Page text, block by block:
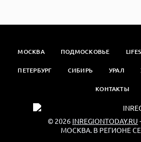
МОСКВА ПОДМОСКОВЬЕ
ПЕТЕРБУРГ СИБИРЬ УРАЛ
КОНТАКТЫ
© 2026 INREGIONTODAY.RU
МОСКВА. В РЕГИОНЕ